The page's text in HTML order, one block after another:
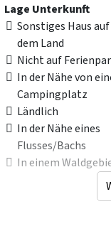
Lage Unterkunft
Sonstiges Haus auf
dem Land
Nicht auf
In der Nähe von
Campingplatz
Ländlich
In der Nähe eines
Flusses/Bachs
In einem